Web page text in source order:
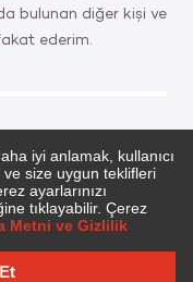
bulunan diğer kişi ve
ederim.